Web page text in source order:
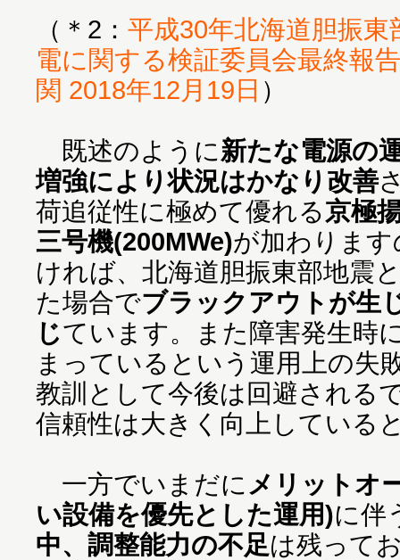
（＊2： 平成30年北海道胆振
電に関する検証委員会最終報
関 2018年12月19日 ）
既述のように新たな電源の
増強により状況はかなり改善
荷追従性に極めて優れる京極
三号機(200MWe)が加わりま
ければ、北海道胆振東部地震
た場合でブラックアウトが生
じています。また障害発生時
まっているという運用上の失
教訓として今後は回避される
信頼性は大きく向上している
一方でいまだに メリットオ
い設備を優先とした運用)に伴
中、調整能力の不足は残って